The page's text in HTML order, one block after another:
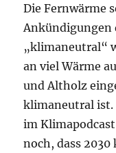
Die Fernwärme
Ankündigungen
„klimaneutral“
an viel Wärme
und Altholz
klimaneutral ist.
im
noch, dass